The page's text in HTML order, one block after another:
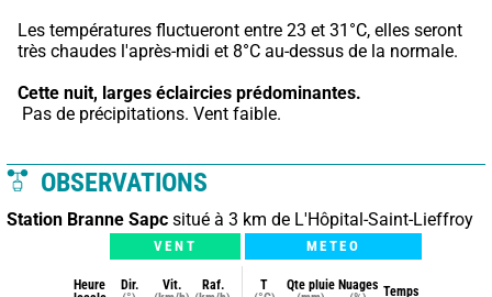
Les températures fluctueront entre 23 et 31°C, elles seront
très chaudes l'après-midi et 8°C au-dessus de la normale.
Cette nuit, larges éclaircies prédominantes.
Pas de précipitations. Vent faible.
OBSERVATIONS
Station Branne Sapc situé à 3 km de L'Hôpital-Saint-Lieffroy
VENT METEO
Heure
Dir.
Vit.
Raf.
T
Qte pluie Nuages Temps